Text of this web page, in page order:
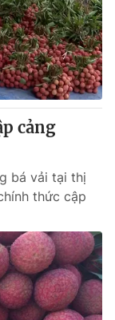
cảng
bá vải tại thị
thức cập